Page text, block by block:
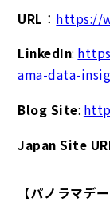
URL ： https://
LinkedIn:
ama-data-
Blog Site:
Japan Site
【パノラマデ